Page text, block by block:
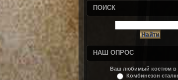
ПОИСК
НАШ ОПРОС
Ваш любимый костюм в
Комбинезон